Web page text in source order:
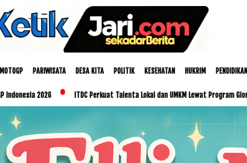
MOTOGP PARIWISATA DESA KITA POLITIK KESEHATAN HUKRIM PENDIDIKAN
ITDC Perkuat Talenta Lokal dan UMKM Lewat Program Glorious Golo Mori